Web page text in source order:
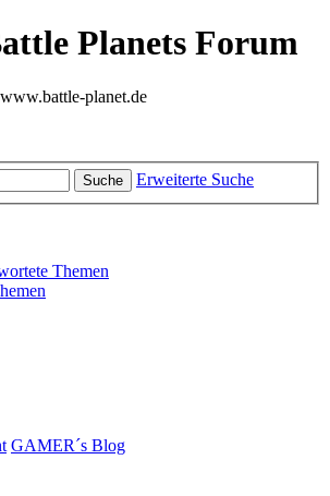
Planets Forum
planet.de
Suche Erweiterte Suche
Themen
GAMER´s Blog